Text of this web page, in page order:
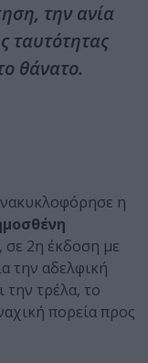
την ανία
ταυτότητας
θάνατο.
η
, σε 2η έκδοση με
την αδελφική
την τρέλα, το
πορεία προς